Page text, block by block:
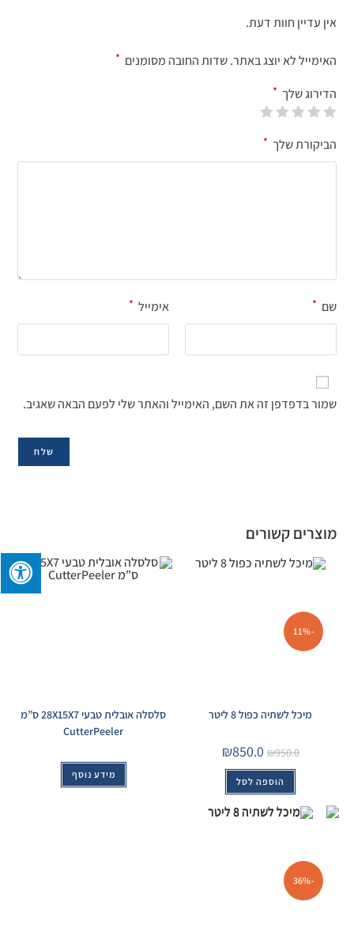
אין עדיין חוות דעת.
האימייל לא יוצג באתר. שדות החובה מסומנים *
הדירוג שלך *
הביקורת שלך *
שם * אימייל *
שמור בדפדפן זה את השם, האימייל והאתר שלי לפעם הבאה שאגיב.
מוצרים קשורים
-11%
מיכל לשתיה כפול 8 ליטר
₪950.0
₪850.0
הוספה לסל
סלסלה אובלית טבעי 28X15X7 ס”מ
CutterPeeler
מידע נוסף
-36%